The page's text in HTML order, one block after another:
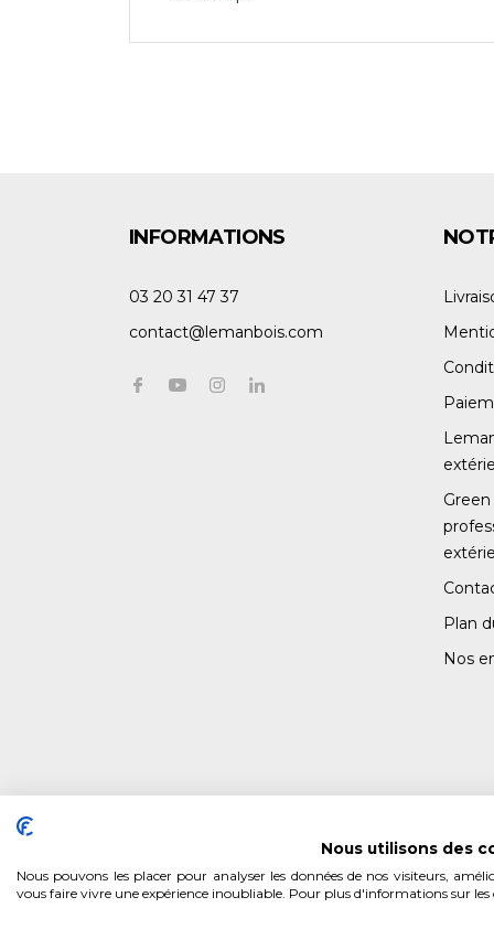
INFORMATIONS
03 20 31 47 37
contact@lemanbois.com
Plan
Nos
Nous utilisons des
Nous pouvons les placer pour analyser les données de nos visiteurs,
vous faire vivre une expérience inoubliable. Pour plus d'informations sur